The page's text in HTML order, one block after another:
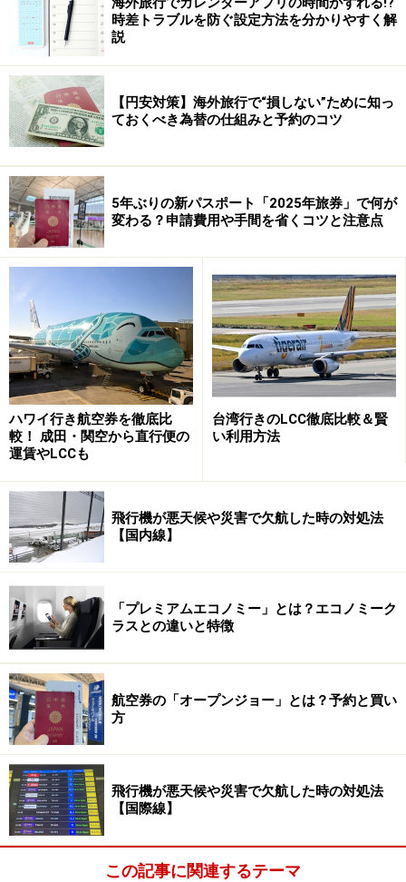
紹介します。
■スペイン バレンシアの火祭り／セビリアの春祭り
燃え盛るファヤ(ラス・ファジャス) バレンシアの火祭り
バレンシアの火祭り(3月開催)は、フャヤ(ラス・ファジャ
ス)という紙の人形を街中に飾り付け、3月19日のサン・
ホセの夜に優勝したファヤを除き、すべて焼き払うとい
う迫力のあるお祭り。一方、セビリアの春祭り(4月開催)
では、女性はフラメンコ衣装、男性はコルドベスという
つば広の帽子を身にまとい、馬車に乗ってパレードをし
たり、カセタという小屋の中で飲んで食べて踊って賑や
かに楽しみます。いずれも春の到来を祝う、スペイン3
大祭りに数えられる代表的なお祭りです。
セビリアの春祭り 1泊2日ツアー (大人 198ユーロ～)
バレンシアの火祭り 公式ウェブサイト
■フランス アルル・復活祭のフェリア
時差トラブルを防ぐ設定方法を分かりやすく解
説
【円安対策】海外旅行で“損しない”ために知っ
ておくべき為替の仕組みと予約のコツ
5年ぶりの新パスポート「2025年旅券」で何が
変わる？申請費用や手間を省くコツと注意点
ハワイ行き航空券を徹底比
較！ 成田・関空から直行便の
運賃やLCCも
台湾行きのLCC徹底比較＆賢
い利用方法
飛行機が悪天候や災害で欠航した時の対処法
【国内線】
「プレミアムエコノミー」とは？エコノミーク
ラスとの違いと特徴
航空券の「オープンジョー」とは？予約と買い
方
飛行機が悪天候や災害で欠航した時の対処法
【国際線】
この記事に関連するテーマ